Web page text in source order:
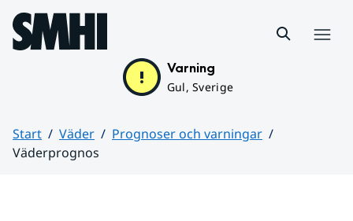
Hoppa till sidans innehåll
Varning
Gul, Sverige
Start Väder
Prognoser och varningar
Väderprognos